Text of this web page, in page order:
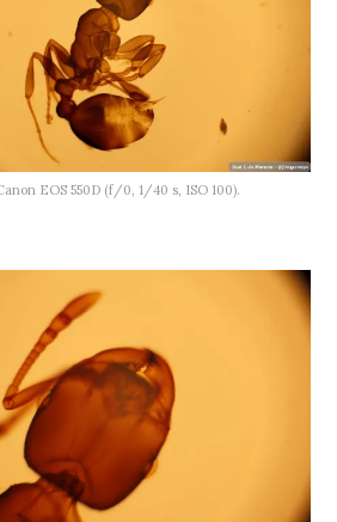
EOS 550D (f/0, 1/40 s, ISO 100).